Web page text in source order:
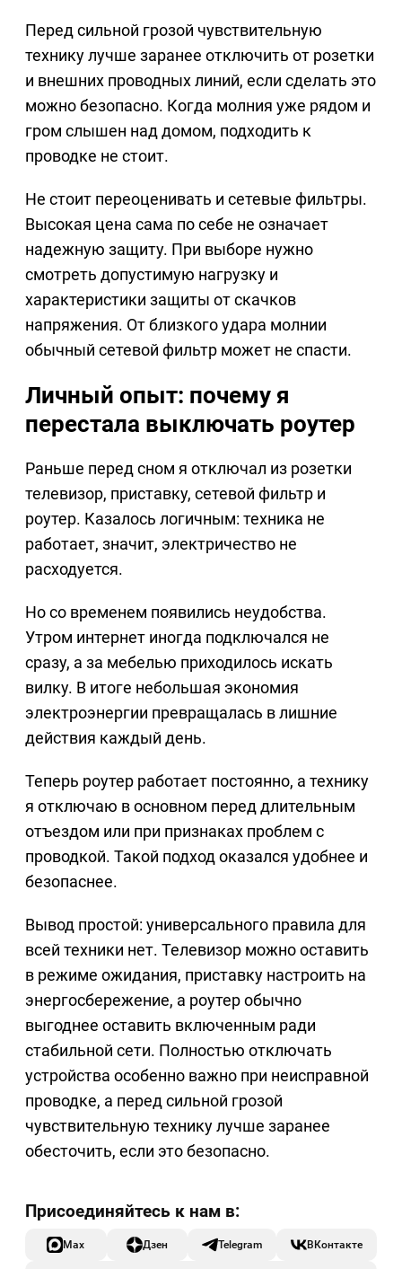
Перед сильной грозой чувствительную
технику лучше заранее отключить от розетки
и внешних проводных линий, если сделать это
можно безопасно. Когда молния уже рядом и
гром слышен над домом, подходить к
проводке не стоит.
Не стоит переоценивать и сетевые фильтры.
Высокая цена сама по себе не означает
надежную защиту. При выборе нужно
смотреть допустимую нагрузку и
характеристики защиты от скачков
напряжения. От близкого удара молнии
обычный сетевой фильтр может не спасти.
Личный опыт: почему я
перестала выключать роутер
Раньше перед сном я отключал из розетки
телевизор, приставку, сетевой фильтр и
роутер. Казалось логичным: техника не
работает, значит, электричество не
расходуется.
Но со временем появились неудобства.
Утром интернет иногда подключался не
сразу, а за мебелью приходилось искать
вилку. В итоге небольшая экономия
электроэнергии превращалась в лишние
действия каждый день.
Теперь роутер работает постоянно, а технику
я отключаю в основном перед длительным
отъездом или при признаках проблем с
проводкой. Такой подход оказался удобнее и
безопаснее.
Вывод простой: универсального правила для
всей техники нет. Телевизор можно оставить
в режиме ожидания, приставку настроить на
энергосбережение, а роутер обычно
выгоднее оставить включенным ради
стабильной сети. Полностью отключать
устройства особенно важно при неисправной
проводке, а перед сильной грозой
чувствительную технику лучше заранее
обесточить, если это безопасно.
Max Дзен Telegram ВКонтакте